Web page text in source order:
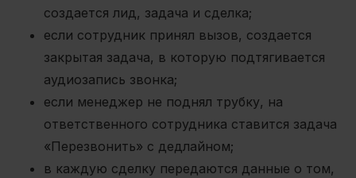
создается лид, задача и сделка;
если сотрудник принял вызов, создается
закрытая задача, в которую подтягивается
аудиозапись звонка;
если менеджер не поднял трубку, на
ответственного сотрудника ставится задача
«Перезвонить» с дедлайном;
в каждую сделку передаются данные о том,